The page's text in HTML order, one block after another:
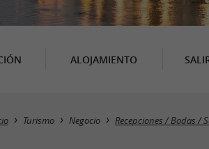
ALOJAMIENTO
Turismo Negocio Recepciones / Bodas /